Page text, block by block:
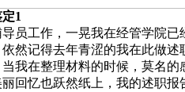
1
员工作，一晃我在经管学院已
然记得去年青涩的我在此做述
我在整理材料的时候，莫名的
回忆也跃然纸上，我的述职报